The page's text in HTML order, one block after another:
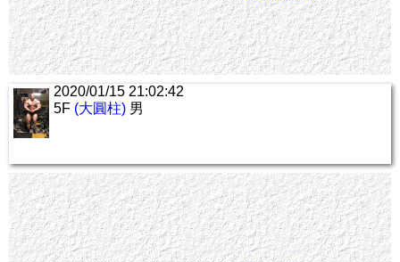
2020/01/15 21:02:42
5F (大圓柱) 男